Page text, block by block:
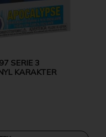
SERIE 3
KARAKTER